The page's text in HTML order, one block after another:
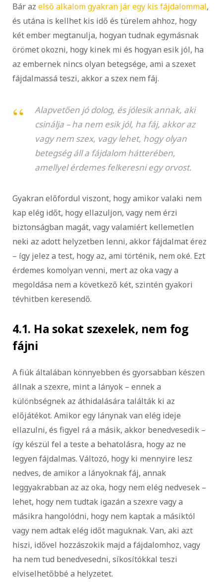
Bár az első alkalom gyakran jár egy kis fájdalommal,
és utána is kellhet kis idő és türelem ahhoz, hogy
két ember megtanulja, hogyan tudnak egymásnak
örömet okozni, hogy kinek mi és hogyan esik jól, ha
az embernek nincs olyan betegsége, ami a szexet
fájdalmassá teszi, akkor a szex nem fáj.
Alapvetően jó dolog, és jólesik annak, aki
csinálja – ha nem esik jól, ha fáj, akkor az
vagy nem szex, vagy lehet, hogy olyan
betegség áll a fájdalom hátterében,
amellyel érdemes felkeresni egy orvost.
Gyakran előfordul viszont, hogy amikor valaki nem
kap elég időt, hogy ellazuljon, vagy nem érzi
biztonságban magát, vagy valamiért kellemetlen
neki az adott helyzetben lenni, akkor fájdalmat érez
– így jelez a test, hogy az, ami történik, nem oké. Ezt
érdemes komolyan venni, mert az oka vagy a
megoldása nem a következő két, szintén gyakori
tévhitben keresendő.
4.1. Ha sokat szexelek, nem fog
fájni
A fiúk általában könnyebben és gyorsabban készen
állnak a szexre, mint a lányok – ennek a
különbségnek az áthidalására találták ki az
előjátékot. Amikor egy lánynak van elég ideje
ellazulni, és figyel rá a másik, akkor benedvesedik –
így készül fel a teste a behatolásra, hogy az ne
legyen fájdalmas. Változó, hogy ki mennyire lesz
nedves, de amikor a lányoknak fáj, annak
leggyakrabban az az oka, hogy nem elég nedvesek –
lehet, hogy nem tudtak igazán a szexre vagy a
másikra hangolódni, hogy nem kaptak a másiktól
vagy nem adtak elég időt maguknak. Van, aki azt
hiszi, idővel hozzászokik majd a fájdalomhoz, vagy
ha nem tud benedvesedni, síkosítókkal teszi
elviselhetőbbé a helyzetet.